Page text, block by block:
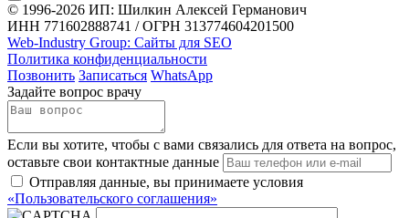
© 1996-2026 ИП: Шилкин Алексей Германович
ИНН 771602888741 / ОГРН 313774604201500
Web-Industry Group: Сайты для SEO
Политика конфиденциальности
Позвонить Записаться WhatsApp
Задайте вопрос врачу
Если вы хотите, чтобы с вами связались для ответа на вопрос,
оставьте свои контактные данные
Отправляя данные, вы принимаете условия
«Пользовательского соглашения»